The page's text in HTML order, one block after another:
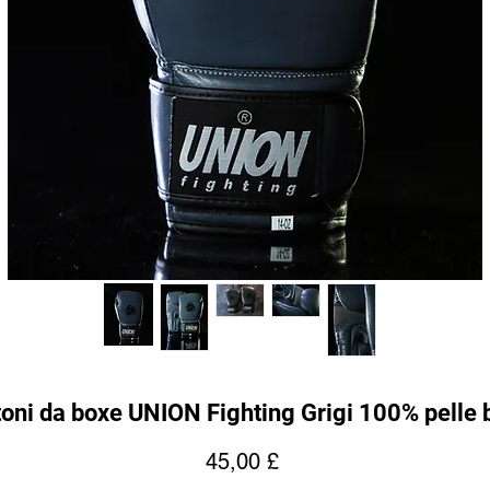
da boxe UNION Fighting Grigi 100% pelle
45,00 £Prezzo